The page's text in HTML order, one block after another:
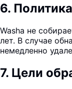
6.
Washa не
лет. В случае
немедленно
7. Цели